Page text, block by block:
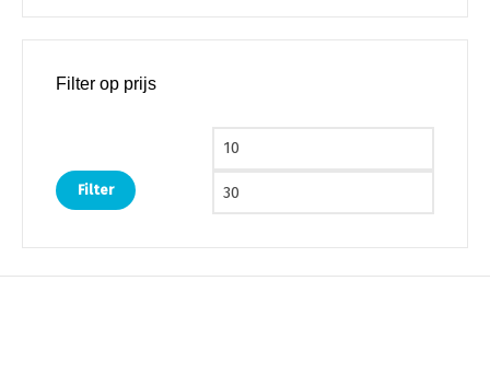
Filter op prijs
Min. prijs
Filter